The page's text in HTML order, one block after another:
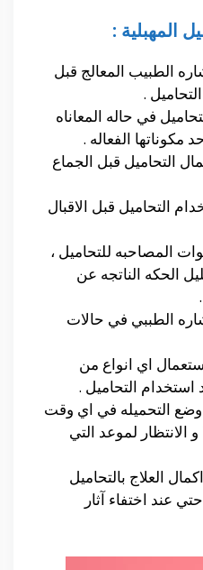
المهبلية :
الطبيب المعالج قبل
.
في حاله المعاناه
الفعاله .
التحاميل قبل الجماع
التحاميل قبل الاقبال
المصاحبه للتحاميل ،
الحكه الناتجه عن
الطببي في حالات
اي انواع من
استخدام التحاميل .
التحميله في اي وقت
الانتظار لموعد التي
العلاج بالتحاميل
عند اختفاء آثار